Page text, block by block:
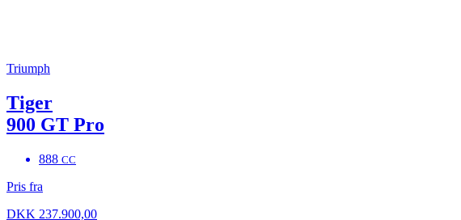
Triumph
Tiger
900 GT Pro
888 CC
Pris fra
DKK 237.900,00